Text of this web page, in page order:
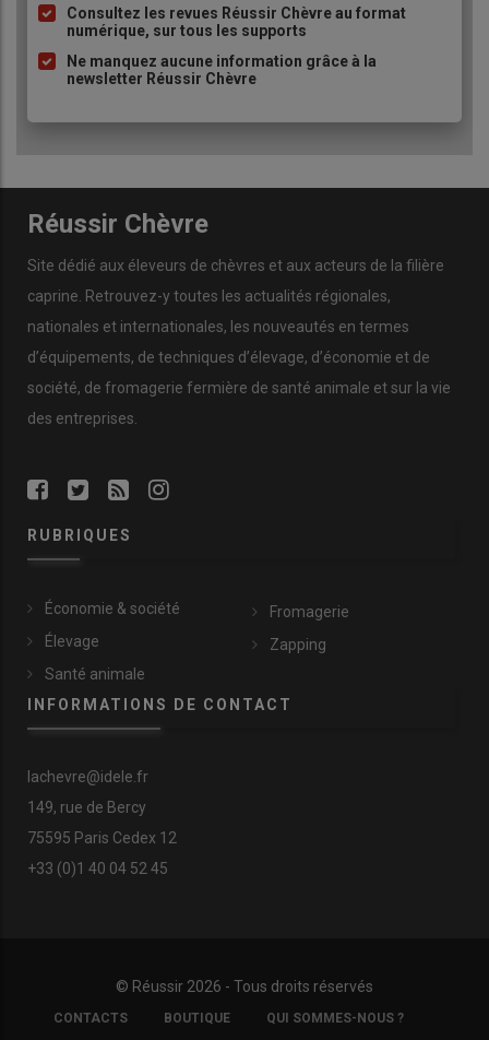
à
puce
Consultez les revues Réussir Chèvre au format
numérique, sur tous les supports
Ne manquez aucune information grâce à la
newsletter Réussir Chèvre
Réussir Chèvre
Site dédié aux éleveurs de chèvres et aux acteurs de la filière
caprine. Retrouvez-y toutes les actualités régionales,
nationales et internationales, les nouveautés en termes
d’équipements, de techniques d’élevage, d’économie et de
société, de fromagerie fermière de santé animale et sur la vie
des entreprises.
RUBRIQUES
Économie & société
Élevage
Santé animale
Fromagerie
Zapping
INFORMATIONS DE CONTACT
lachevre@idele.fr
149, rue de Bercy
75595 Paris Cedex 12
+33 (0)1 40 04 52 45
© Réussir 2026 - Tous droits réservés
FOOTER
COPYRIGHT
CONTACTS BOUTIQUE QUI SOMMES-NOUS ?